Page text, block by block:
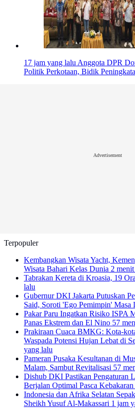
17 jam yang lalu Anggota DPR
Politik Perkotaan, Bidik
Advertisement
Terpopuler
Kembangkan Wisata Yacht,
Wisata Bahari Kelas Dunia 2
Tabrakan Kereta di Kroasia, 19
lalu
Gubernur DKI Jakarta Putuskan
Said, Soroti 'Ego Pemimpin' Masa
Pakar Paru Ingatkan Risiko ISPA
Panas Ekstrem dan El Nino 57
Prakiraan Cuaca BMKG: Kota-
Waspada Potensi Hujan Lebat di
yang lalu
Pameran Pusaka Kesultanan di
Malam, Sambut Revitalisasi 57
Dishub DKI Pastikan Pengaturan
Berjalan Optimal Pasca Kebakaran
Indonesia dan Afrika Selatan
Sheikh Yusuf Al-Makassari 1 jam